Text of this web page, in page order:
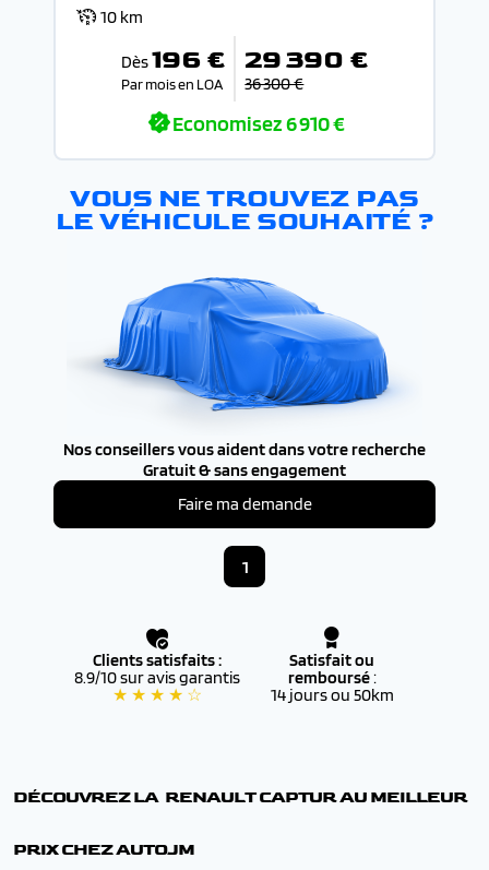
10 km
Dès196 €
Par mois en LOA
29 390 €
36 300 €
Economisez6 910 €
VOUS NE TROUVEZ PAS
LE VÉHICULE SOUHAITÉ ?
Nos conseillers vous aident dans votre recherche
Gratuit & sans engagement
Faire ma demande
1
Clients satisfaits :
8.9/10 sur avis garantis
★ ★ ★ ★ ☆
Satisfait ou
remboursé:
14 jours ou 50km
DÉCOUVREZ LA RENAULTCAPTURAU MEILLEUR
PRIX CHEZ AUTOJM